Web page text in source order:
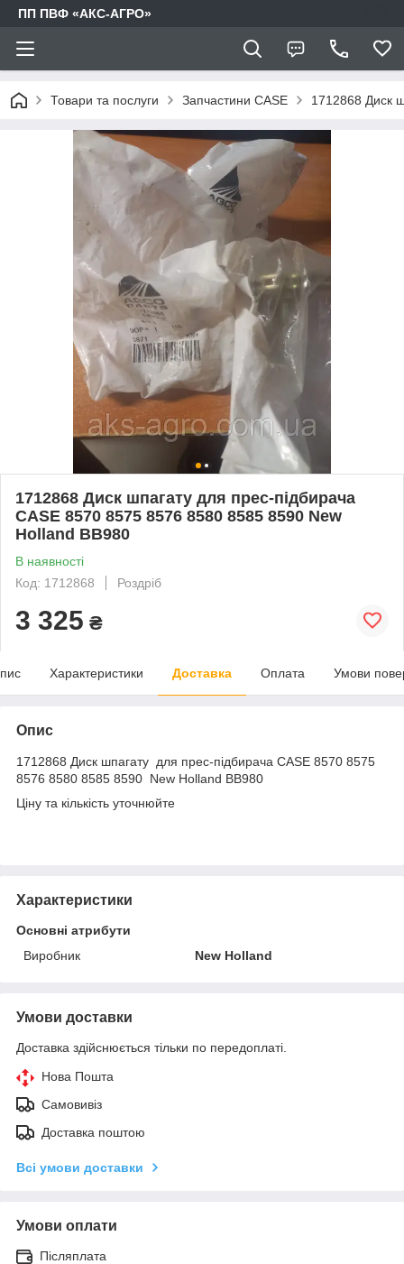
ПП ПВФ «АКС-АГРО»
Товари та послуги Запчастини CASE 1712868 Диск
1712868 Диск шпагату для прес-підбирача
CASE 8570 8575 8576 8580 8585 8590 New
Holland BB980
В наявності
Код: 1712868
Роздріб
3 325 ₴
Характеристики Доставка Оплата Умови
Опис
1712868 Диск шпагату для прес-підбирача CASE 8570 8575
8576 8580 8585 8590 New Holland BB980
Ціну та кількість уточнюйте
Характеристики
Основні атрибути
Виробник
New Holland
Умови доставки
Доставка здійснюється тільки по передоплаті.
Нова Пошта
Самовивіз
Доставка поштою
Всі умови доставки
Умови оплати
Післяплата